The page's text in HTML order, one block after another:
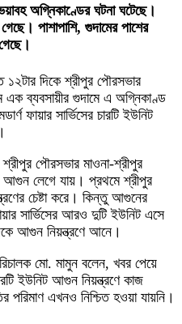
অগ্নিকাণ্ডের ঘটনা ঘটেছে।
পাশাপাশি, গুদামের পাশের
১২টার দিকে শ্রীপুর পৌরসভার
এক ব্যবসায়ীর গুদামে এ অগ্নিকাণ্ড
ফায়ার সার্ভিসের চারটি ইউনিট
শ্রীপুর পৌরসভার মাওনা-শ্রীপুর
আগুন লেগে যায়। প্রথমে শ্রীপুর
চেষ্টা করে। কিন্তু আগুনের
সার্ভিসের আরও দুটি ইউনিট এসে
আগুন নিয়ন্ত্রণে আনে।
মো. মামুন বলেন, খবর পেয়ে
ইউনিট আগুন নিয়ন্ত্রণে কাজ
এখনও নিশ্চিত হওয়া যায়নি।